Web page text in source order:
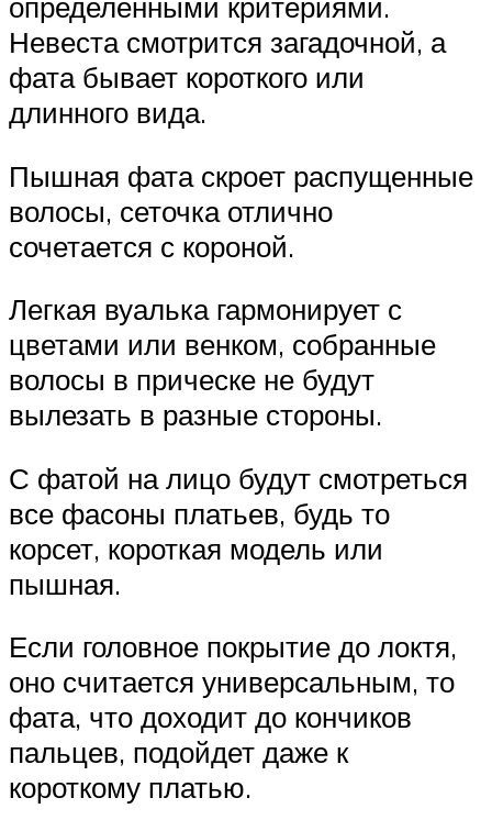
Невеста смотрится загадочной, а
фата бывает короткого или
длинного вида.
Пышная фата скроет распущенные
волосы, сеточка отлично
сочетается с короной.
Легкая вуалька гармонирует с
цветами или венком, собранные
волосы в прическе не будут
вылезать в разные стороны.
С фатой на лицо будут смотреться
все фасоны платьев, будь то
корсет, короткая модель или
пышная.
Если головное покрытие до локтя,
оно считается универсальным, то
фата, что доходит до кончиков
пальцев, подойдет даже к
короткому платью.